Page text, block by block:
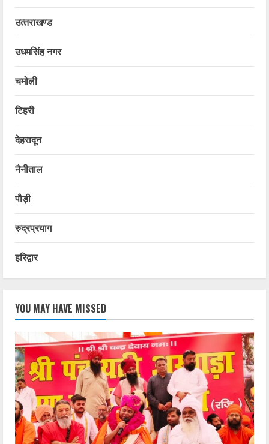
उत्‍तराखण्‍ड
उधमसिंह नगर
चमोली
टिहरी
देहरादून
नैनीताल
पौड़ी
रुद्रप्रयाग
हरिद्वार
YOU MAY HAVE MISSED